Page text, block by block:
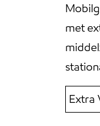
met
Extra